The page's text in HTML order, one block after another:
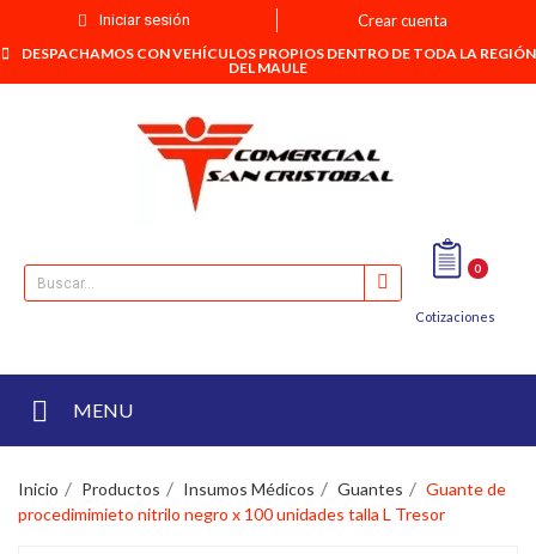
Iniciar sesión Crear cuenta
DESPACHAMOS CON VEHÍCULOS PROPIOS DENTRO DE TODA LA REGIÓN
DEL MAULE
0
Cotizaciones
MENU
Inicio Productos Insumos Médicos Guantes
Guante de
procedimimieto nitrilo negro x 100 unidades talla L Tresor